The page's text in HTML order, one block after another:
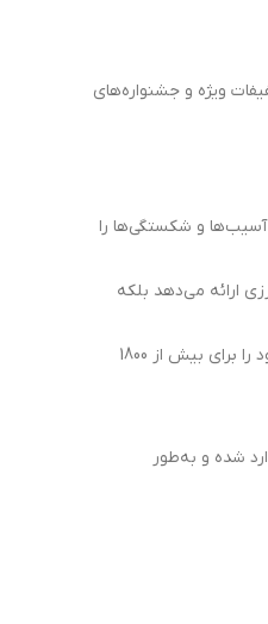
ویژه و جشنواره‌های
آسیب‌ها و شکستگی‌ها را
ارائه می‌دهد بلکه
: گزارش‌های گردآوری‌شده از مصرف‌کنندگان حرفه‌ای نشان‌دهنده این است که لاستیک شنی هامبورگ توانسته در اکثر موارد عملکرد مطلوب خود را برای بیش از 1800
شده و به‌طور